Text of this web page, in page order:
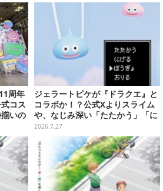
周年
コス
いの
ジェラートピケが『ドラクエ』と
コラボか！？公式Xよりスライム
や、なじみ深い「たたかう」「に
げる」のコマンドウィンドウが投
2026.7.27